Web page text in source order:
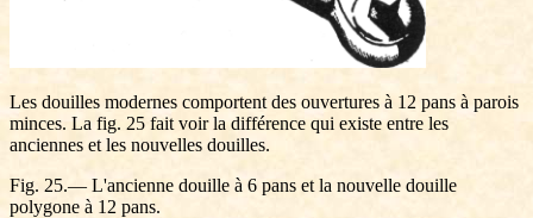
Les douilles modernes comportent des ouvertures à 12 pans à parois
minces. La fig. 25 fait voir la différence qui existe entre les
anciennes et les nouvelles douilles.
Fig. 25.— L'ancienne douille à 6 pans et la nouvelle douille
polygone à 12 pans.